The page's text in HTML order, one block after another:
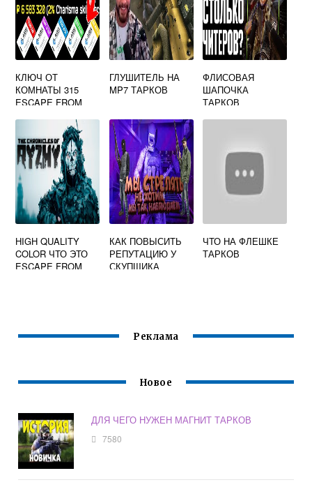
КЛЮЧ ОТ
КОМНАТЫ 315
ESCAPE FROM
ГЛУШИТЕЛЬ НА
MP7 ТАРКОВ
ФЛИСОВАЯ
ШАПОЧКА
ТАРКОВ
HIGH QUALITY
COLOR ЧТО ЭТО
ESCAPE FROM
КАК ПОВЫСИТЬ
РЕПУТАЦИЮ У
СКУПЩИКА
ЧТО НА ФЛЕШКЕ
ТАРКОВ
Реклама
Новое
ДЛЯ ЧЕГО НУЖЕН МАГНИТ ТАРКОВ
7580